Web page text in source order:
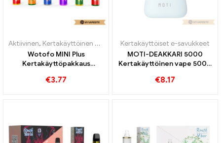
Aktiivinen, Kertakäyttöinen nikotiinia sisältävä sähkötupakka ,
Wotofo MINI Plus
Kertakäyttöpakkaus
sähkösavukkeiden
€3.77
Kertakäyttöiset e-savukkeet
MOTI-DEAKKARI 5000
Kertakäyttöinen vape 5000
€8.17